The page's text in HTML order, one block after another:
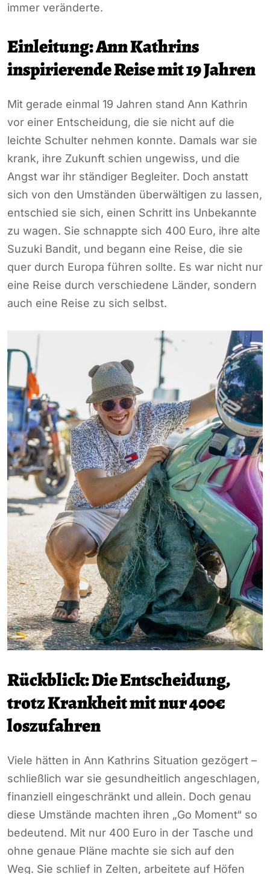
immer veränderte.
Einleitung: Ann Kathrins
inspirierende Reise mit 19 Jahren
Mit gerade einmal 19 Jahren stand Ann Kathrin
vor einer Entscheidung, die sie nicht auf die
leichte Schulter nehmen konnte. Damals war sie
krank, ihre Zukunft schien ungewiss, und die
Angst war ihr ständiger Begleiter. Doch anstatt
sich von den Umständen überwältigen zu lassen,
entschied sie sich, einen Schritt ins Unbekannte
zu wagen. Sie schnappte sich 400 Euro, ihre alte
Suzuki Bandit, und begann eine Reise, die sie
quer durch Europa führen sollte. Es war nicht nur
eine Reise durch verschiedene Länder, sondern
auch eine Reise zu sich selbst.
Rückblick: Die Entscheidung,
trotz Krankheit mit nur 400€
loszufahren
Viele hätten in Ann Kathrins Situation gezögert –
schließlich war sie gesundheitlich angeschlagen,
finanziell eingeschränkt und allein. Doch genau
diese Umstände machten ihren „Go Moment“ so
bedeutend. Mit nur 400 Euro in der Tasche und
ohne genaue Pläne machte sie sich auf den
Weg. Sie schlief in Zelten, arbeitete auf Höfen